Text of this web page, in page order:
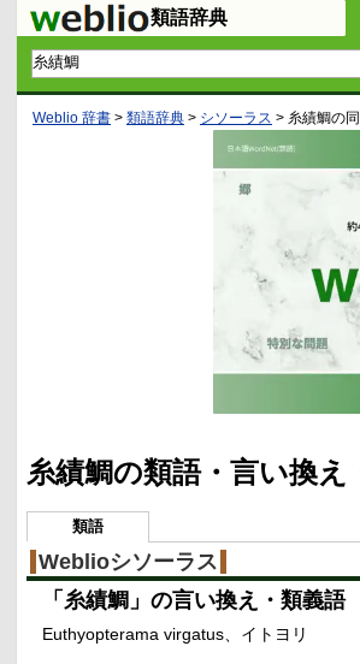
類語辞典
Weblio 辞書 > 類語辞典 > シソーラス > 糸績鯛の
糸績鯛の類語・言い換え
類語
Weblioシソーラス
「 糸績鯛 」の言い換え・類義語
Euthyopterama virgatus イトヨリ